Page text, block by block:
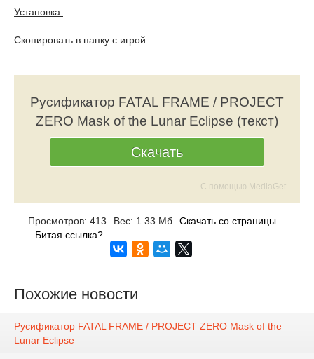
Установка:
Скопировать в папку с игрой.
Русификатор FATAL FRAME / PROJECT
ZERO Mask of the Lunar Eclipse (текст)
Скачать
С помощью MediaGet
Просмотров: 413 Вес: 1.33 Мб
Скачать со страницы
Битая ссылка?
Похожие новости
Русификатор FATAL FRAME / PROJECT ZERO Mask of the
Lunar Eclipse